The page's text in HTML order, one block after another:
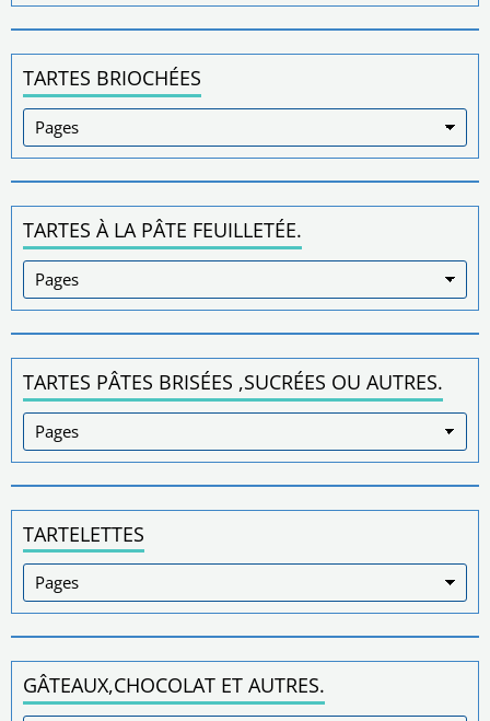
TARTES BRIOCHÉES
TARTES À LA PÂTE FEUILLETÉE.
TARTES PÂTES BRISÉES ,SUCRÉES OU AUTRES.
TARTELETTES
GÂTEAUX,CHOCOLAT ET AUTRES.